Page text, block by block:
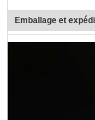
Emballage et